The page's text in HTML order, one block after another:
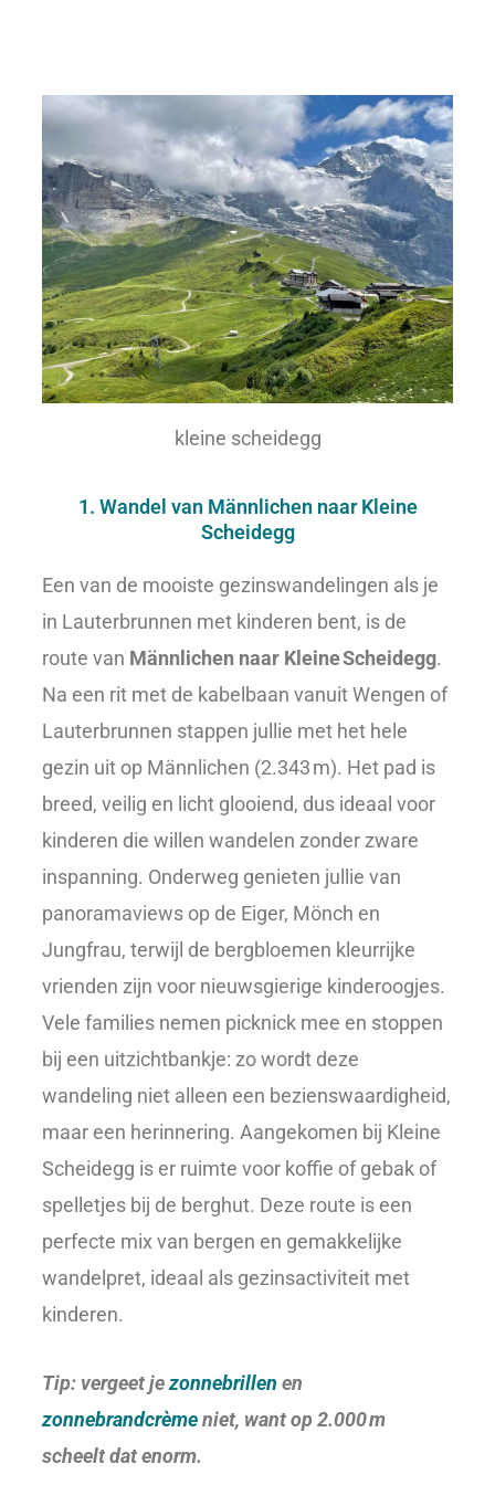
kleine scheidegg
1. Wandel van Männlichen naar Kleine
Scheidegg
Een van de mooiste gezinswandelingen als je
in Lauterbrunnen met kinderen bent, is de
route van Männlichen naar Kleine Scheidegg.
Na een rit met de kabelbaan vanuit Wengen of
Lauterbrunnen stappen jullie met het hele
gezin uit op Männlichen (2.343 m). Het pad is
breed, veilig en licht glooiend, dus ideaal voor
kinderen die willen wandelen zonder zware
inspanning. Onderweg genieten jullie van
panoramaviews op de Eiger, Mönch en
Jungfrau, terwijl de bergbloemen kleurrijke
vrienden zijn voor nieuwsgierige kinderoogjes.
Vele families nemen picknick mee en stoppen
bij een uitzichtbankje: zo wordt deze
wandeling niet alleen een bezienswaardigheid,
maar een herinnering. Aangekomen bij Kleine
Scheidegg is er ruimte voor koffie of gebak of
spelletjes bij de berghut. Deze route is een
perfecte mix van bergen en gemakkelijke
wandelpret, ideaal als gezinsactiviteit met
kinderen.
Tip: vergeet jezonnebrillen en
zonnebrandcrèmeniet, want op 2.000 m
scheelt dat enorm.